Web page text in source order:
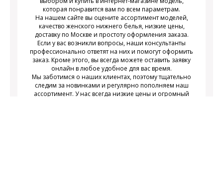
которая понравится вам по всем параметрам.
На нашем сайте вы оцените ассортимент моделей,
качество женского нижнего белья, низкие цены,
доставку по Москве и простоту оформления заказа.
Если у вас возникли вопросы, наши консультанты
профессионально ответят на них и помогут оформить
заказ. Кроме этого, вы всегда можете оставить заявку
онлайн в любое удобное для вас время.
Мы заботимся о наших клиентах, поэтому тщательно
следим за новинками и регулярно пополняем наш
ассортимент. У нас всегда низкие цены и огромный